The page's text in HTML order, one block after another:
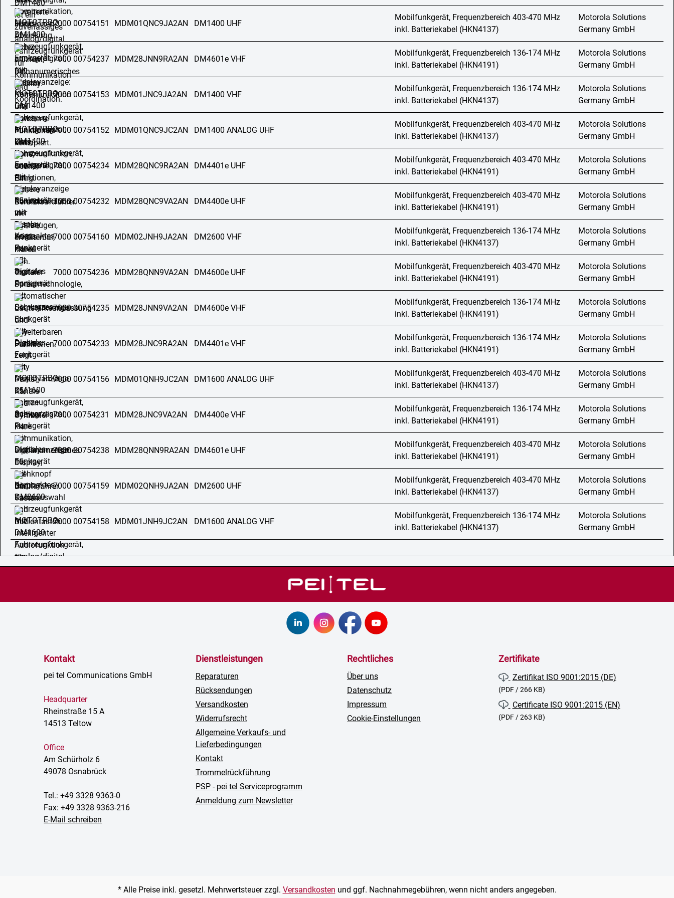
7000 00754151 MDM01QNC9JA2AN DM1400 UHF
Mobilfunkgerät, Frequenzbereich 403-470 MHz
inkl. Batteriekabel (HKN4137)
Motorola Solutions
Germany GmbH
7000 00754237 MDM28JNN9RA2AN DM4601e VHF
Mobilfunkgerät, Frequenzbereich 136-174 MHz
inkl. Batteriekabel (HKN4191)
Motorola Solutions
Germany GmbH
7000 00754153 MDM01JNC9JA2AN DM1400 VHF
Mobilfunkgerät, Frequenzbereich 136-174 MHz
inkl. Batteriekabel (HKN4137)
Motorola Solutions
Germany GmbH
7000 00754152 MDM01QNC9JC2AN DM1400 ANALOG UHF
Mobilfunkgerät, Frequenzbereich 403-470 MHz
inkl. Batteriekabel (HKN4137)
Motorola Solutions
Germany GmbH
7000 00754234 MDM28QNC9RA2AN DM4401e UHF
Mobilfunkgerät, Frequenzbereich 403-470 MHz
inkl. Batteriekabel (HKN4191)
Motorola Solutions
Germany GmbH
7000 00754232 MDM28QNC9VA2AN DM4400e UHF
Mobilfunkgerät, Frequenzbereich 403-470 MHz
inkl. Batteriekabel (HKN4191)
Motorola Solutions
Germany GmbH
7000 00754160 MDM02JNH9JA2AN DM2600 VHF
Mobilfunkgerät, Frequenzbereich 136-174 MHz
inkl. Batteriekabel (HKN4137)
Motorola Solutions
Germany GmbH
7000 00754236 MDM28QNN9VA2AN DM4600e UHF
Mobilfunkgerät, Frequenzbereich 403-470 MHz
inkl. Batteriekabel (HKN4191)
Motorola Solutions
Germany GmbH
7000 00754235 MDM28JNN9VA2AN DM4600e VHF
Mobilfunkgerät, Frequenzbereich 136-174 MHz
inkl. Batteriekabel (HKN4191)
Motorola Solutions
Germany GmbH
7000 00754233 MDM28JNC9RA2AN DM4401e VHF
Mobilfunkgerät, Frequenzbereich 136-174 MHz
inkl. Batteriekabel (HKN4191)
Motorola Solutions
Germany GmbH
7000 00754156 MDM01QNH9JC2AN DM1600 ANALOG UHF
Mobilfunkgerät, Frequenzbereich 403-470 MHz
inkl. Batteriekabel (HKN4137)
Motorola Solutions
Germany GmbH
7000 00754231 MDM28JNC9VA2AN DM4400e VHF
Mobilfunkgerät, Frequenzbereich 136-174 MHz
inkl. Batteriekabel (HKN4191)
Motorola Solutions
Germany GmbH
7000 00754238 MDM28QNN9RA2AN DM4601e UHF
Mobilfunkgerät, Frequenzbereich 403-470 MHz
inkl. Batteriekabel (HKN4191)
Motorola Solutions
Germany GmbH
7000 00754159 MDM02QNH9JA2AN DM2600 UHF
Mobilfunkgerät, Frequenzbereich 403-470 MHz
inkl. Batteriekabel (HKN4137)
Motorola Solutions
Germany GmbH
7000 00754158 MDM01JNH9JC2AN DM1600 ANALOG VHF
Mobilfunkgerät, Frequenzbereich 136-174 MHz
inkl. Batteriekabel (HKN4137)
Motorola Solutions
Germany GmbH
Kontakt
pei tel Communications GmbH
Headquarter
Rheinstraße 15 A
14513 Teltow
Office
Am Schürholz 6
49078 Osnabrück
Tel.: +49 3328 9363-0
Fax: +49 3328 9363-216
E-Mail schreiben
Dienstleistungen
Reparaturen
Rücksendungen
Versandkosten
Widerrufsrecht
Allgemeine Verkaufs- und
Lieferbedingungen
Kontakt
Trommelrückführung
PSP - pei tel Serviceprogramm
Anmeldung zum Newsletter
Rechtliches
Über uns
Datenschutz
Impressum
Cookie-Einstellungen
Zertifikate
Zertifikat ISO 9001:2015 (DE)
(PDF / 266 KB)
Certificate ISO 9001:2015 (EN)
(PDF / 263 KB)
* Alle Preise inkl. gesetzl. Mehrwertsteuer zzgl. Versandkosten und ggf. Nachnahmegebühren, wenn nicht anders angegeben.